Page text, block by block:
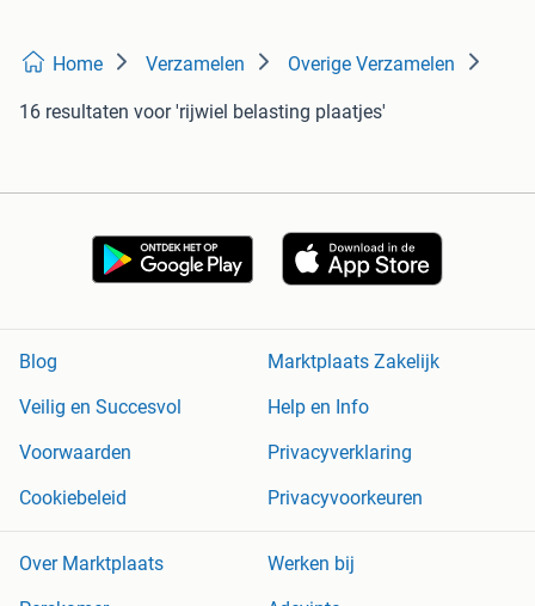
Home Verzamelen Overige Verzamelen
16 resultaten voor 'rijwiel belasting plaatjes'
Blog
Marktplaats Zakelijk
Veilig en Succesvol
Help en Info
Voorwaarden
Privacyverklaring
Cookiebeleid
Privacyvoorkeuren
Over Marktplaats
Werken bij